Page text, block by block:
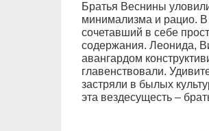
Братья Веснины
минимализма и рацио. В
сочетавший в себе
содержания. Леонида,
авангардом
главенствовали.
застряли в былых
эта вездесущесть –